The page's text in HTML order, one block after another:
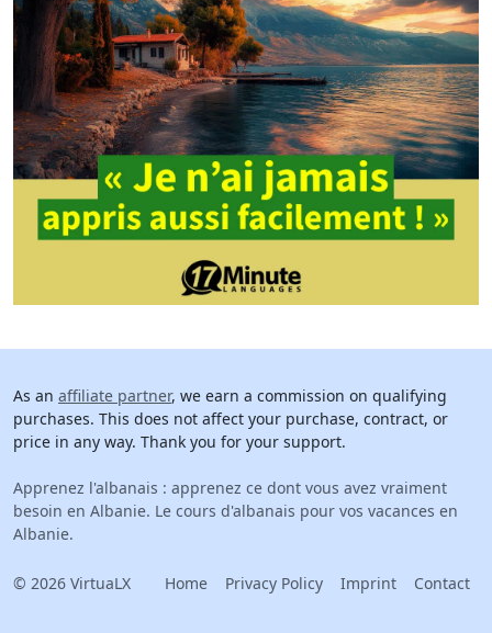
As an affiliate partner, we earn a commission on qualifying
purchases. This does not affect your purchase, contract, or
price in any way. Thank you for your support.
Apprenez l'albanais : apprenez ce dont vous avez vraiment
besoin en Albanie. Le cours d'albanais pour vos vacances en
Albanie.
© 2026 VirtuaLX Home Privacy Policy Imprint Contact